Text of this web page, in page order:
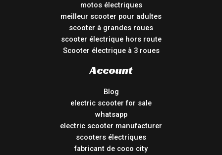
motos électriques
meilleur scooter pour adultes
scooter à grandes roues
scooter électrique hors route
Scooter électrique à 3 roues
Account
Blog
electric scooter for sale
whatsapp
electric scooter manufacturer
scooters électriques
fabricant de coco city